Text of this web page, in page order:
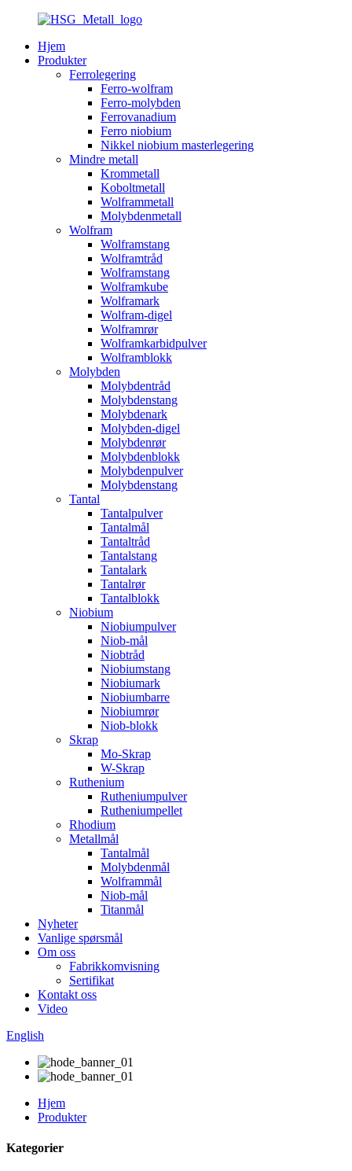
Hjem
Produkter
Ferrolegering
Ferro-wolfram
Ferro-molybden
Ferrovanadium
Ferro niobium
Nikkel niobium masterlegering
Mindre metall
Krommetall
Koboltmetall
Wolframmetall
Molybdenmetall
Wolfram
Wolframstang
Wolframtråd
Wolframstang
Wolframkube
Wolframark
Wolfram-digel
Wolframrør
Wolframkarbidpulver
Wolframblokk
Molybden
Molybdentråd
Molybdenstang
Molybdenark
Molybden-digel
Molybdenrør
Molybdenblokk
Molybdenpulver
Molybdenstang
Tantal
Tantalpulver
Tantalmål
Tantaltråd
Tantalstang
Tantalark
Tantalrør
Tantalblokk
Niobium
Niobiumpulver
Niob-mål
Niobtråd
Niobiumstang
Niobiumark
Niobiumbarre
Niobiumrør
Niob-blokk
Skrap
Mo-Skrap
W-Skrap
Ruthenium
Rutheniumpulver
Rutheniumpellet
Rhodium
Metallmål
Tantalmål
Molybdenmål
Wolframmål
Niob-mål
Titanmål
Nyheter
Vanlige spørsmål
Om oss
Fabrikkomvisning
Sertifikat
Kontakt oss
Video
English
Hjem
Produkter
Kategorier